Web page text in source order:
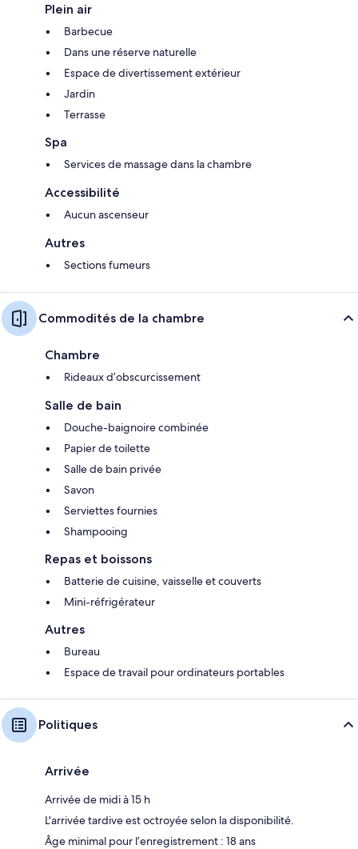
Plein air
Barbecue
Dans une réserve naturelle
Espace de divertissement extérieur
Jardin
Terrasse
Spa
Services de massage dans la chambre
Accessibilité
Aucun ascenseur
Autres
Sections fumeurs
Commodités de la chambre
Chambre
Rideaux d’obscurcissement
Salle de bain
Douche-baignoire combinée
Papier de toilette
Salle de bain privée
Savon
Serviettes fournies
Shampooing
Repas et boissons
Batterie de cuisine, vaisselle et couverts
Mini-réfrigérateur
Autres
Bureau
Espace de travail pour ordinateurs portables
Politiques
Arrivée
Arrivée de midi à 15 h
L'arrivée tardive est octroyée selon la disponibilité.
Âge minimal pour l’enregistrement : 18 ans